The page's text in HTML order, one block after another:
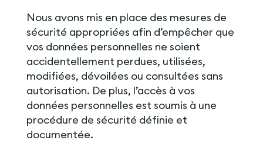
Nous avons mis en place des mesures de
sécurité appropriées afin d’empêcher que
vos données personnelles ne soient
accidentellement perdues, utilisées,
modifiées, dévoilées ou consultées sans
autorisation. De plus, l’accès à vos
données personnelles est soumis à une
procédure de sécurité définie et
documentée.